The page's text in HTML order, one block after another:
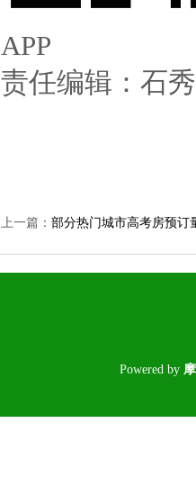
APP
责任编辑：石
上一篇： 部分热门城市高考房预
Poweredby